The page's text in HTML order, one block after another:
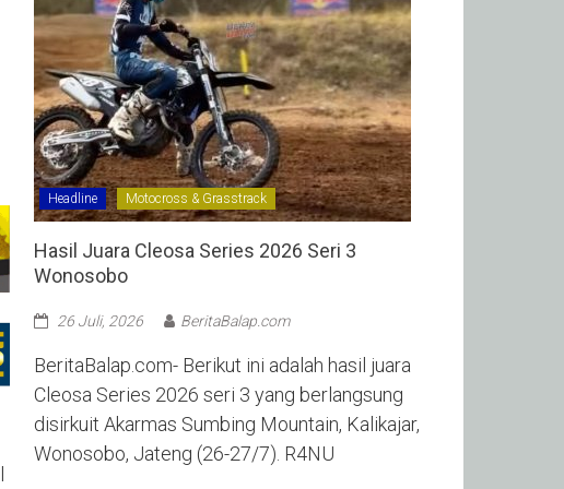
Headline Motocross & Grasstrack
Hasil Juara Cleosa Series 2026 Seri 3
Wonosobo ‎
26 Juli, 2026 BeritaBalap.com
BeritaBalap.com- Berikut ini adalah hasil juara
Cleosa Series 2026 seri 3 yang berlangsung
disirkuit Akarmas Sumbing Mountain, Kalikajar,
Wonosobo, Jateng (26-27/7). R4NU